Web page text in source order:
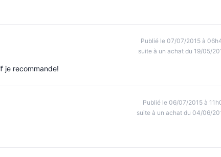
Publié le 07/07/2015 à
suite à un achat du 19/05/
je recommande!
Publié le 06/07/2015 à
suite à un achat du 04/06/